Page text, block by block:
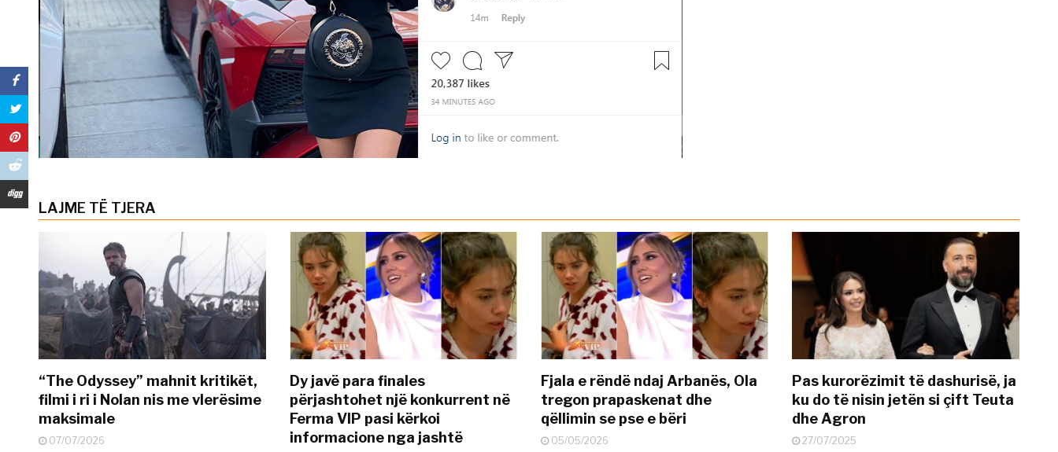
LAJME TË TJERA
“The Odyssey” mahnit kritikët,
filmi i ri i Nolan nis me vlerësime
maksimale
07/07/2026
Dy javë para finales
përjashtohet një konkurrent në
Ferma VIP pasi kërkoi
informacione nga jashtë
Fjala e rëndë ndaj Arbanës, Ola
tregon prapaskenat dhe
qëllimin se pse e bëri
05/05/2026
Pas kurorëzimit të dashurisë, ja
ku do të nisin jetën si çift Teuta
dhe Agron
27/07/2025